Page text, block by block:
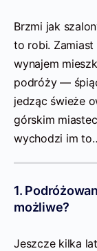
Brzmi jak
to robi. Zamiast
wynajem
podróży —
jedząc świeże
górskim
wychodzi im
1.
możliwe?
Jeszcze kilka